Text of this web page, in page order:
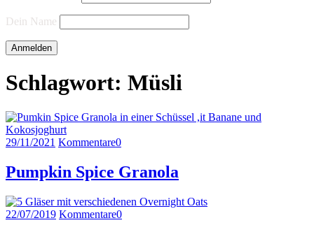
Dein Name
Schlagwort: Müsli
29/11/2021 Kommentare0
Pumpkin Spice Granola
22/07/2019 Kommentare0